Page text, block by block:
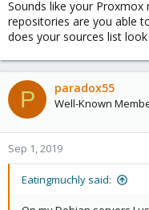
Sounds like your
repositories are you able
does your sources list look
P paradox55
Well-Known
Sep 1, 2019
Eatingmuchly said: